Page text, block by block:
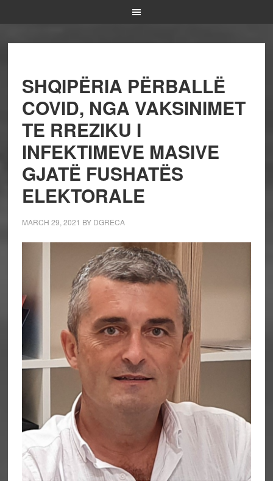
SHQIPËRIA PËRBALLË
COVID, NGA VAKSINIMET
TE RREZIKU I
INFEKTIMEVE MASIVE
GJATË FUSHATËS
ELEKTORALE
MARCH 29, 2021 BY DGRECA